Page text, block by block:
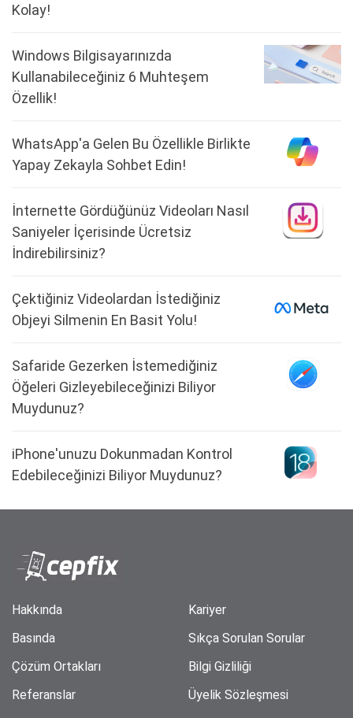
Kolay!
Windows Bilgisayarınızda
Kullanabileceğiniz 6 Muhteşem
Özellik!
WhatsApp'a Gelen Bu Özellikle Birlikte
Yapay Zekayla Sohbet Edin!
İnternette Gördüğünüz Videoları Nasıl
Saniyeler İçerisinde Ücretsiz
İndirebilirsiniz?
Çektiğiniz Videolardan İstediğiniz
Objeyi Silmenin En Basit Yolu!
Safaride Gezerken İstemediğiniz
Öğeleri Gizleyebileceğinizi Biliyor
Muydunuz?
iPhone'unuzu Dokunmadan Kontrol
Edebileceğinizi Biliyor Muydunuz?
Hakkında
Basında
Çözüm Ortakları
Referanslar
Kariyer
Sıkça Sorulan Sorular
Bilgi Gizliliği
Üyelik Sözleşmesi